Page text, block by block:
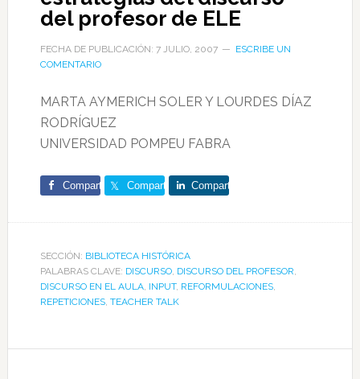
del profesor de ELE
FECHA DE PUBLICACIÓN: 7 JULIO, 2007
ESCRIBE UN
COMENTARIO
MARTA AYMERICH SOLER Y LOURDES DÍAZ
RODRÍGUEZ
UNIVERSIDAD POMPEU FABRA
Comparte Comparte Comparte
SECCIÓN: BIBLIOTECA HISTÓRICA
PALABRAS CLAVE: DISCURSO, DISCURSO DEL PROFESOR,
DISCURSO EN EL AULA, INPUT, REFORMULACIONES,
REPETICIONES, TEACHER TALK